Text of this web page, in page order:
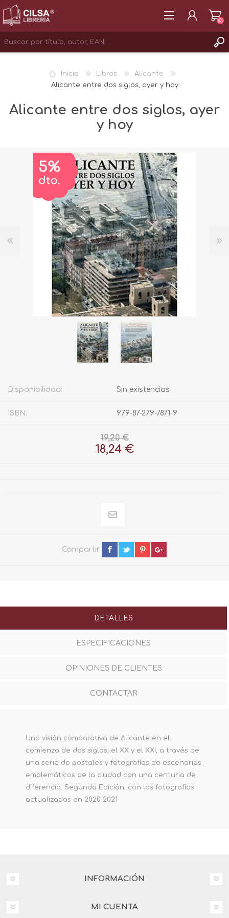
INICIAR SESIÓN
(0)
Inicio Libros
Alicante
Alicante entre dos siglos, ayer y hoy
Alicante entre dos siglos, ayer
y hoy
Disponibilidad: Sin existencias
ISBN: 979-87-279-7871-9
19,20 €
18,24 €
Compartir
DETALLES
ESPECIFICACIONES
OPINIONES DE CLIENTES
CONTACTAR
Una visión comparativa de Alicante en el
comienzo de dos siglos, el XX y el XXI, a través de
una serie de postales y fotografías de escenarios
emblemáticos de la ciudad con una centuria de
diferencia. Segunda Edición, con las fotografías
actualizadas en 2020–2021
INFORMACIÓN
MI CUENTA